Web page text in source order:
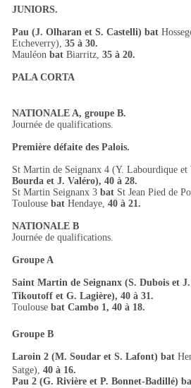
JUNIORS.
Pau (J. Olharan et S. Castelli) bat
Etcheverry), 35 à 30.
Mauléon batBiarritz, 35 à 20.
PALA CORTA
NATIONALE A, groupe B.
Journée de qualifications.
Première défaite des Palois.
St Martin de Seignanx 4 (Y. Labourdique et
Bourda et J. Valéro), 40 à 28.
St Martin Seignanx 3bat St Jean Pied de
Toulouse batHendaye, 40 à 21.
NATIONALE B
Journée de qualifications.
Groupe A
Saint Martin de Seignanx (S. Dubois et
Tikoutoff et G. Lagière), 40 à 31.
Toulouse batCambo 1, 40 à 18.
Groupe B
Laroin 2 (M. Soudar et S. Lafont) bat
Satge), 40 à 16.
Pau 2 (G. Rivière et P. Bonnet-Badillé)